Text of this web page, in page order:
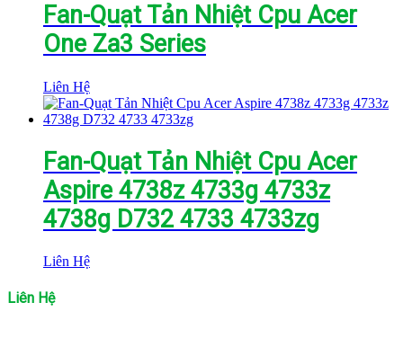
Fan-Quạt Tản Nhiệt Cpu Acer
One Za3 Series
Liên Hệ
Fan-Quạt Tản Nhiệt Cpu Acer
Aspire 4738z 4733g 4733z
4738g D732 4733 4733zg
Liên Hệ
Liên Hệ